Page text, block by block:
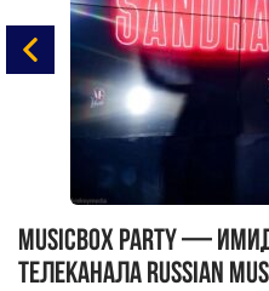
MUSICBOX PARTY —
телеканала RUSSIAN